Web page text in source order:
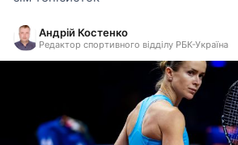
Андрій Костенко
Редактор спортивного відділу РБК-Україна